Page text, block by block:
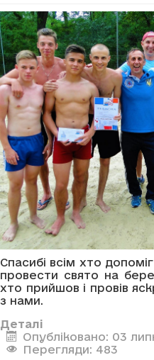
Спасибі всім хто
провести свято на
хто прийшов і провів
з нами.
Деталі
Опубліковано: 03
Перегляди: 483